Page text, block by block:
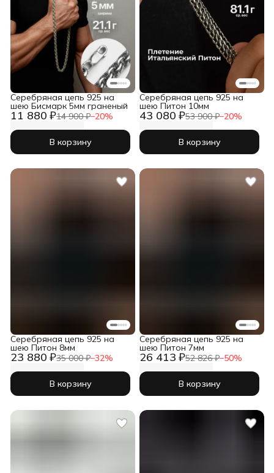
11 880 ₽14 900 ₽−20%
Серебряная цепь 925 на
шею Бисмарк 5мм граненый
В корзину
43 080 ₽53 900 ₽−20%
Серебряная цепь 925 на
шею Питон 10мм
В корзину
23 880 ₽35 000 ₽−32%
Серебряная цепь 925 на
шею Питон 8мм
В корзину
26 413 ₽52 826 ₽−50%
Серебряная цепь 925 на
шею Питон 7мм
В корзину